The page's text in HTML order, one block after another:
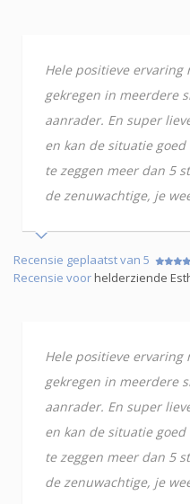
Hele positieve ervaring
gekregen in meerdere
aanrader. En super
en kan de situatie
te zeggen meer dan 5
de zenuwachtige, je
Recensie geplaatst van 5
Recensie voorhelderziende
Hele positieve ervaring
gekregen in meerdere
aanrader. En super
en kan de situatie
te zeggen meer dan 5
de zenuwachtige, je